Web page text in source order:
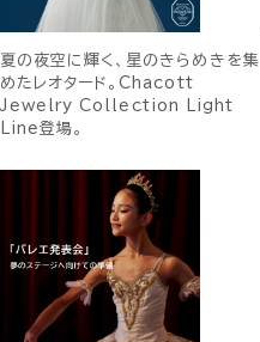
夏の夜空に輝く、星のきらめきを集
めたレオタード。Chacott
Jewelry Collection Light
Line登場。